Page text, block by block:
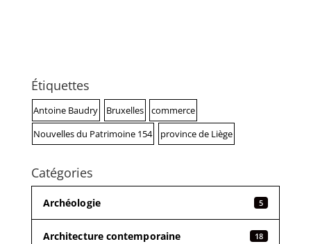
Étiquettes
Antoine Baudry Bruxelles
commerce
Nouvelles du Patrimoine 154
province de Liège
Catégories
Archéologie 5
Architecture contemporaine 18